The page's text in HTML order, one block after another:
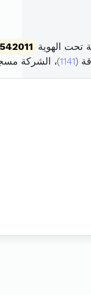
تحت الهوية
(
1141)، الشركة